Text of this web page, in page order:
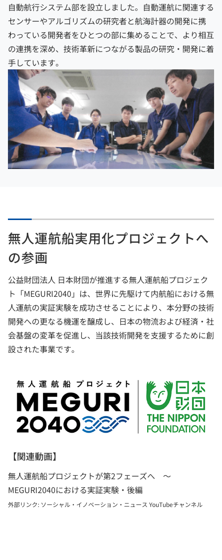
自動航行システム部を設立しました。自動運航に関連する
センサーやアルゴリズムの研究者と航海計器の開発に携
わっている開発者をひとつの部に集めることで、より相互
の連携を深め、技術革新につながる製品の研究・開発に着
手しています。
無人運航船実用化プロジェクトへ
の参画
公益財団法人 日本財団が推進する無人運航船プロジェク
ト「MEGURI2040」は、世界に先駆けて内航船における無
人運航の実証実験を成功させることにより、本分野の技術
開発への更なる機運を醸成し、日本の物流および経済・社
会基盤の変革を促進し、当該技術開発を支援するために創
設された事業です。
【関連動画】
無人運航船プロジェクトが第2フェーズへ 〜
MEGURI2040における実証実験・後編
外部リンク: ソーシャル・イノベーション・ニュース YouTubeチャンネル